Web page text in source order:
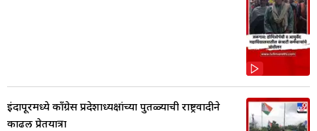
इंदापूरमध्ये काँग्रेस प्रदेशाध्यक्षांच्या पुतळ्याची राष्ट्रवादीने
काढली प्रेतयात्रा